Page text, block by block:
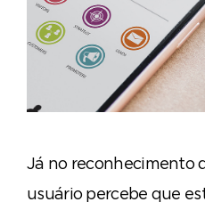
Já no reconhecimento
usuário percebe que